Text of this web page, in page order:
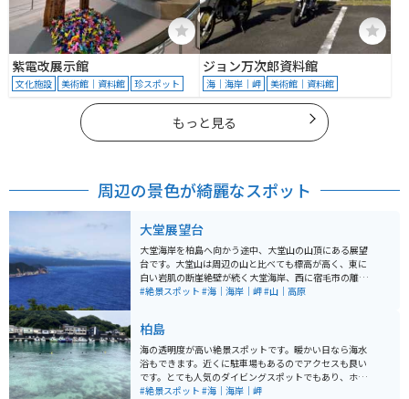
紫電改展示館
文化施設 美術館｜資料館 珍スポット
ジョン万次郎資料館
海｜海岸｜岬 美術館｜資料館
もっと見る
周辺の景色が綺麗なスポット
大堂展望台
大堂海岸を柏島へ向かう途中、大堂山の山頂にある展望
台です。大堂山は周辺の山と比べても標高が高く、東に
白い岩肌の断崖絶壁が続く大堂海岸、西に宿毛市の離
島、沖の島や鵜来島、豊後水道、南にはどこまでも続く
音岩の間には遊歩道が整備されているため、断崖絶壁を
眺めながらの散策を楽しめる他、タイミングが合えば野
生の猿に出会える大堂お猿公園にも立ち寄ることができ
ます。 展望台に行くまでに駐車場がありますが、展望台
の近くまで車やバイクで上ることもできます。ただ、道
#絶景スポット #海｜海岸｜岬#山｜高原
柏島
海の透明度が高い絶景スポットです。暖かい日なら海水
浴もできます。近くに駐車場もあるのでアクセスも良い
です。とても人気のダイビングスポットでもあり、ホエ
ールウォッチングなどもできます。
#絶景スポット #海｜海岸｜岬